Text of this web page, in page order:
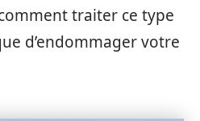
traiter ce type
d’endommager votre